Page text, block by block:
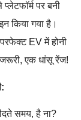
पर बनी
किया गया है।
EV में होनी
एक धांसू रेंज!
समय, है ना?